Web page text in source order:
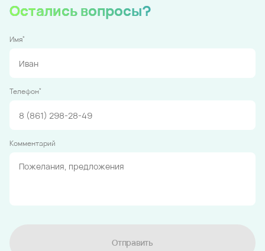
Остались вопросы?
Имя*
Телефон*
Комментарий
Отправить